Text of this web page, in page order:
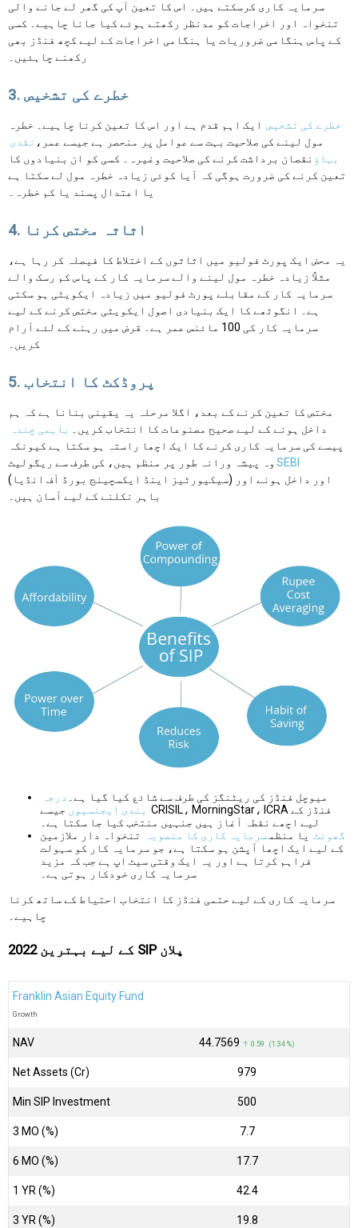
سرمایہ کاری کرسکتے ہیں۔ اس کا تعین آپ کی گھر لے جانے والی
تنخواہ اور اخراجات کو مدنظر رکھتے ہوئے کیا جانا چاہیے۔ کسی
کے پاس ہنگامی ضروریات یا ہنگامی اخراجات کے لیے کچھ فنڈز بھی
رکھنے چاہئیں۔
3. خطرے کی تشخیص
خطرے کی تشخیص ایک اہم قدم ہے اور اس کا تعین کرنا چاہیے۔ خطرہ
مول لینے کی صلاحیت بہت سے عوامل پر منحصر ہے جیسے عمر، نقدی
بہاؤ نقصان برداشت کرنے کی صلاحیت وغیرہ۔ کسی کو ان بنیادوں کا
تعین کرنے کی ضرورت ہوگی کہ آیا کوئی زیادہ خطرہ مول لے سکتا ہے
یا اعتدال پسند یا کم خطرہ۔
4. اثاثہ مختص کرنا
یہ محض ایک پورٹ فولیو میں اثاثوں کے اختلاط کا فیصلہ کر رہا ہے،
مثلاً زیادہ خطرہ مول لینے والے سرمایہ کار کے پاس کم رسک والے
سرمایہ کار کے مقابلے پورٹ فولیو میں زیادہ ایکویٹی ہو سکتی
ہے۔ انگوٹھے کا ایک بنیادی اصول ایکویٹی مختص کرنے کے لیے
سرمایہ کار کی 100 مائنس عمر ہے۔ قرض میں رہنے کے لئے آرام
کریں۔
5. پروڈکٹ کا انتخاب
مختص کا تعین کرنے کے بعد، اگلا مرحلہ یہ یقینی بنانا ہے کہ ہم
داخل ہونے کے لیے صحیح مصنوعات کا انتخاب کریں۔
باہمی چندہ
پیسے کی سرمایہ کاری کرنے کا ایک اچھا راستہ ہو سکتا ہے کیونکہ
وہ پیشہ ورانہ طور پر منظم ہیں، کی طرف سے ریگولیٹ SEBI
(سیکیورٹیز اینڈ ایکسچینج بورڈ آف انڈیا) اور داخل ہونے اور
باہر نکلنے کے لیے آسان ہیں۔
میوچل فنڈز کی ریٹنگز کی طرف سے شائع کیا گیا ہے۔
درجہ
بندی ایجنسیوں جیسے CRISIL، MorningStar، ICRA فنڈز کے
لیے اچھے نقطہ آغاز ہیں جنہیں منتخب کیا جا سکتا ہے۔
گھونٹ یا منظم سرمایہ کاری کا منصوبہ
تنخواہ دار ملازمین
کے لیے ایک اچھا آپشن ہو سکتا ہے، جو سرمایہ کار کو سہولت
فراہم کرتا ہے اور یہ ایک وقتی سیٹ اپ ہے جب کہ مزید
سرمایہ کاری خودکار ہوتی ہے۔
سرمایہ کاری کے لیے حتمی فنڈز کا انتخاب احتیاط کے ساتھ کرنا
چاہیے۔
2022 کے لیے بہترین SIP پلان
Franklin Asian Equity Fund
Growth
NAV ₹44.7569 ↑ 0.59 (1.34 %)
Net Assets (Cr) ₹979
Min SIP Investment 500
3 MO (%) 7.7
6 MO (%) 17.7
1 YR (%) 42.4
3 YR (%) 19.8